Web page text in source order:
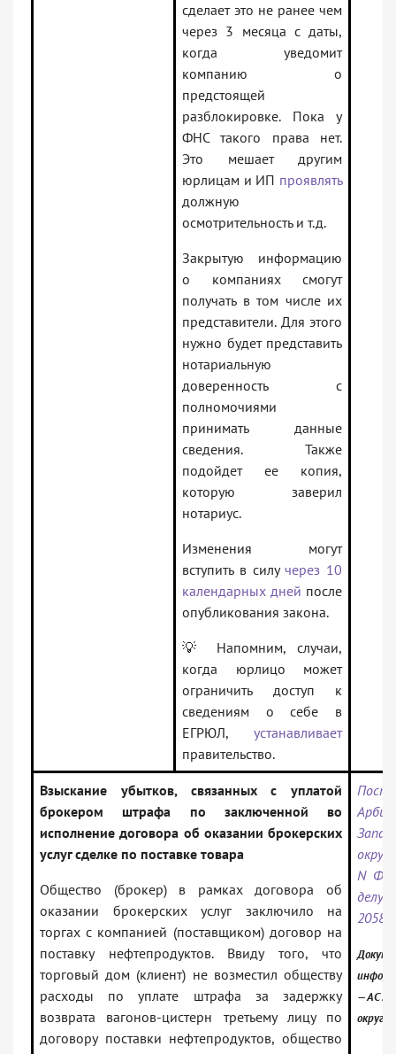
сделает это не ранее чем
через 3 месяца с даты,
когда уведомит
компанию о
предстоящей
разблокировке. Пока у
ФНС такого права нет.
Это мешает другим
юрлицам и ИП проявлять
должную
осмотрительность и т.д.
Закрытую информацию
о компаниях смогут
получать в том числе их
представители. Для этого
нужно будет представить
нотариальную
доверенность с
полномочиями
принимать данные
сведения. Также
подойдет ее копия,
которую заверил
нотариус.
Изменения могут
вступить в силучерез 10
календарных дней после
опубликования закона.
💡 Напомним, случаи,
когда юрлицо может
ограничить доступ к
сведениям о себе в
ЕГРЮЛ, устанавливает
правительство.
Взыскание убытков, связанных с уплатой
брокером штрафа по заключенной во
исполнение договора об оказании брокерских
услуг сделке по поставке товара
Общество (брокер) в рамках договора об
оказании брокерских услуг заключило на
торгах с компанией (поставщиком) договор на
поставку нефтепродуктов. Ввиду того, что
торговый дом (клиент) не возместил обществу
расходы по уплате штрафа за задержку
возврата вагонов-цистерн третьему лицу по
договору поставки нефтепродуктов, общество
N
— АС
округа